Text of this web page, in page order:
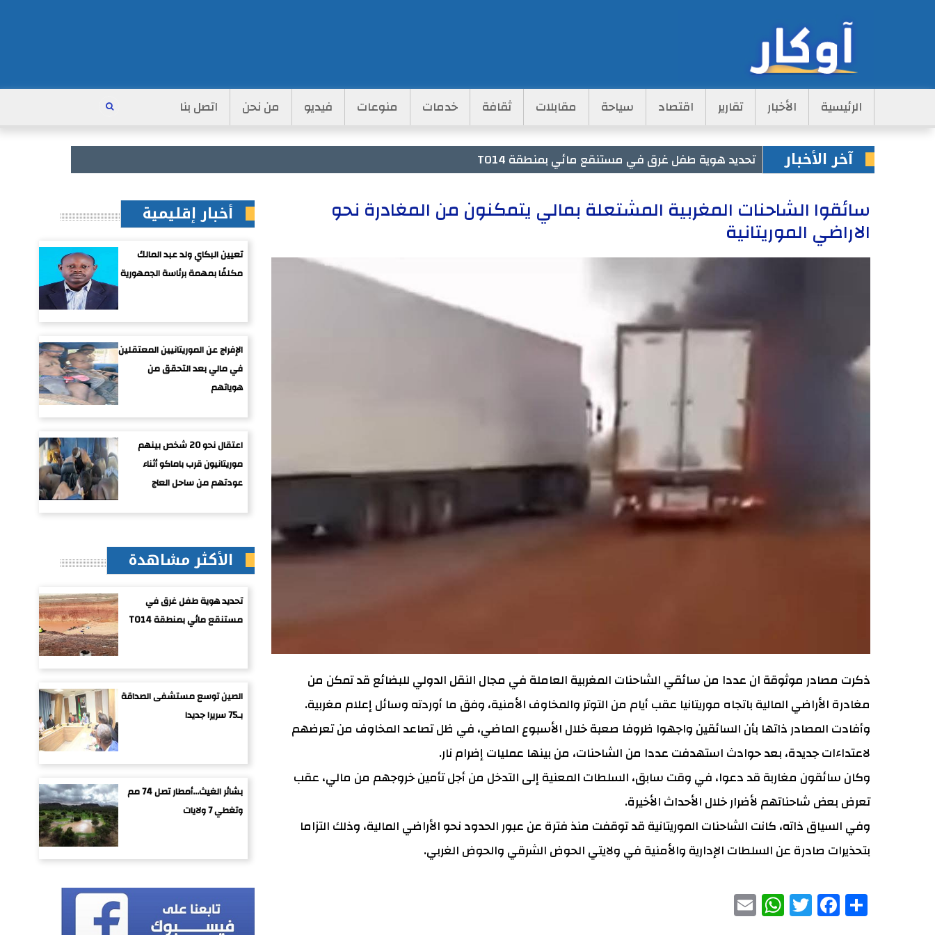
Main
Navigation
الرئيسية الأخبار تقارير اقتصاد سياحة مقابلات ثقافة خدمات منوعات فيديو من نحن اتصل بنا
آخر الأخبار تحديد هوية طفل غرق في مستنقع مائي بمنطقة TO14
سائقوا الشاحنات المغربية المشتعلة بمالي يتمكنون من المغادرة نحو
الاراضي الموريتانية
ذكرت مصادر موثوقة ان عددا من سائقي الشاحنات المغربية العاملة في مجال النقل الدولي للبضائع قد تمكن من
مغادرة الأراضي المالية باتجاه موريتانيا عقب أيام من التوتر والمخاوف الأمنية، وفق ما أوردته وسائل إعلام مغربية.
وأفادت المصادر ذاتها بأن السائقين واجهوا ظروفا صعبة خلال الأسبوع الماضي، في ظل تصاعد المخاوف من تعرضهم
لاعتداءات جديدة، بعد حوادث استهدفت عددا من الشاحنات، من بينها عمليات إضرام نار.
وكان سائقون مغاربة قد دعوا، في وقت سابق، السلطات المعنية إلى التدخل من أجل تأمين خروجهم من مالي، عقب
تعرض بعض شاحناتهم لأضرار خلال الأحداث الأخيرة.
وفي السياق ذاته، كانت الشاحنات الموريتانية قد توقفت منذ فترة عن عبور الحدود نحو الأراضي المالية، وذلك التزاما
بتحذيرات صادرة عن السلطات الإدارية والأمنية في ولايتي الحوض الشرقي والحوض الغربي.
Share
Facebook
Twitter
WhatsApp
أخبار إقليمية
تعيين البكاي ولد عبد المالك
مكلفًا بمهمة برئاسة الجمهورية
الإفراج عن الموريتانيين المعتقلين
في مالي بعد التحقق من
هوياتهم
اعتقال نحو 20 شخص بينهم
موريتانيون قرب باماكو أثناء
عودتهم من ساحل العاج
الأكثر مشاهدة
تحديد هوية طفل غرق في
مستنقع مائي بمنطقة TO14
الصين توسع مستشفى الصداقة
بـ75 سريرا جديدا
بشائر الغيث...أمطار تصل 74 مم
وتغطي 7 ولايات